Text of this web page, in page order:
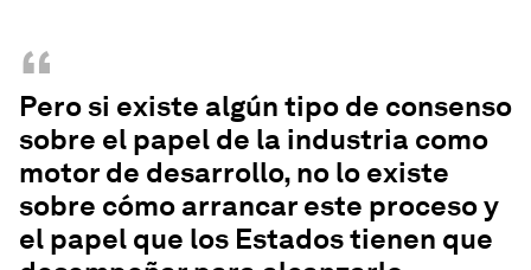
“
Pero si existe algún tipo de consenso
sobre el papel de la industria como
motor de desarrollo, no lo existe
sobre cómo arrancar este proceso y
el papel que los Estados tienen que